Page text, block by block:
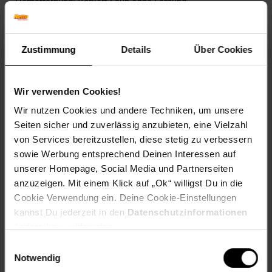
Zustimmung Details Über Cookies
Wir verwenden Cookies!
Wir nutzen Cookies und andere Techniken, um unsere
Seiten sicher und zuverlässig anzubieten, eine Vielzahl
von Services bereitzustellen, diese stetig zu verbessern
sowie Werbung entsprechend Deinen Interessen auf
unserer Homepage, Social Media und Partnerseiten
anzuzeigen. Mit einem Klick auf „Ok“ willigst Du in die
Cookie Verwendung ein. Deine Cookie-Einstellungen
kannst Du jederzeit in den Datenschutzinformationen
Notwendig
Blattfarbe: Bernsteingelb
Geschmack: X
Frucht: Keine Frucht
Standort und Pflege
Pflegeaufwand: Wenig,Gering
Lichtbedarf: Sonnig
Wasserbedarf: Gering
Rückschnitt: Kein Rückschnitt erforderlich
Schnittverträglichkeit: Schlecht
Bodenansprüche: durchlässig und steinig
Nährstoffgehalt: Gering
Frosthärte: bis -28 °C
Verwendung: Als Grabbepflanzung,Im
Dachgarten,Steingarten, Dachbegrünung, Trockenmauer,